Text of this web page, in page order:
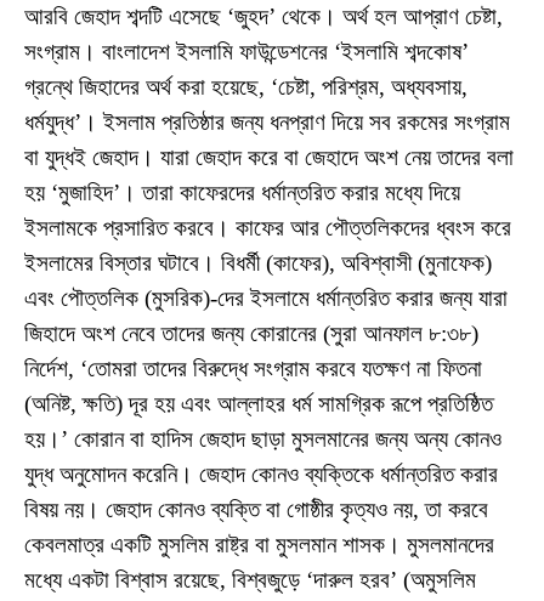
আরবি জেহাদ শব্দটি এসেছে ‘জুহদ’ থেকে। অর্থ হল আপ্রাণ চেষ্টা,
সংগ্রাম। বাংলাদেশ ইসলামি ফাউন্ডেশনের ‘ইসলামি শব্দকোষ’
গ্রন্থে জিহাদের অর্থ করা হয়েছে, ‘চেষ্টা, পরিশ্রম, অধ্যবসায়,
ধর্মযুদ্ধ’। ইসলাম প্রতিষ্ঠার জন্য ধনপ্রাণ দিয়ে সব রকমের সংগ্রাম
বা যুদ্ধই জেহাদ। যারা জেহাদ করে বা জেহাদে অংশ নেয় তাদের ব‌লা
হয় ‘মুজাহিদ’। তারা কাফেরদের ধর্মান্তরিত করার মধ্যে দিয়ে
ইসলামকে প্রসারিত করবে। কাফের আর পৌত্তলিকদের ধ্বংস করে
ইসলামের বিস্তার ঘটাবে। বিধর্মী (কাফের), অবিশ্বাসী (মুনাফেক)
এবং পৌত্তলিক (মুসরিক)-দের ইসলামে ধর্মান্তরিত করার জন্য যারা
জিহাদে অংশ নেবে তাদের জন্য কোরানের (সুরা আনফাল ৮:৩৮)
নির্দেশ, ‘তোমরা তাদের বিরুদ্ধে সংগ্রাম করবে যতক্ষণ না ফিতনা
(অনিষ্ট, ক্ষতি) দূর হয় এবং আল্লাহর ধর্ম সামগ্রিক রূপে প্রতিষ্ঠিত
হয়।’ কোরান বা হাদিস জেহাদ ছাড়া মুসলমানের জন্য অন্য কোনও
যুদ্ধ অনুমোদন করেনি। জেহাদ কোনও ব্যক্তিকে ধর্মান্তরিত করার
বিষয় নয়। জেহাদ কোনও ব্যক্তি বা গোষ্ঠীর কৃত্যও নয়, তা করবে
কেবলমাত্র একটি মুসলিম রাষ্ট্র বা মুসলমান শাসক। মুসলমানদের
মধ্যে একটা বিশ্বাস রয়েছে, বিশ্বজুড়ে ‘দারুল হরব’ (অমুসলিম